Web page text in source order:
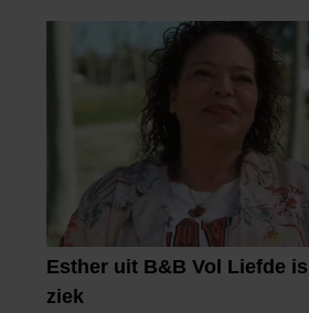
partners kunnen deze gegevens
informatie die u aan ze heeft
verzameld op basis van uw gebruik
gaat akkoord met onze cookies als
gebruiken.